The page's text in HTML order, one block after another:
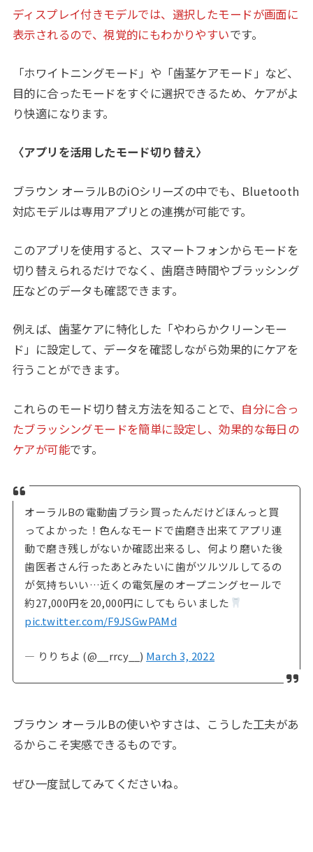
ディスプレイ付きモデルでは、選択したモードが画面に
表示されるので、視覚的にもわかりやすいです。
「ホワイトニングモード」や「歯茎ケアモード」など、
目的に合ったモードをすぐに選択できるため、ケアがよ
り快適になります。
〈アプリを活用したモード切り替え〉
ブラウン オーラルBのiOシリーズの中でも、Bluetooth
対応モデルは専用アプリとの連携が可能です。
このアプリを使用すると、スマートフォンからモードを
切り替えられるだけでなく、歯磨き時間やブラッシング
圧などのデータも確認できます。
例えば、歯茎ケアに特化した「やわらかクリーンモー
ド」に設定して、データを確認しながら効果的にケアを
行うことができます。
これらのモード切り替え方法を知ることで、 自分に合っ
たブラッシングモードを簡単に設定し、効果的な毎日の
ケアが可能です。
オーラルBの電動歯ブラシ買ったんだけどほんっと買
ってよかった！色んなモードで歯磨き出来てアプリ連
動で磨き残しがないか確認出来るし、何より磨いた後
歯医者さん行ったあとみたいに歯がツルツルしてるの
が気持ちいい…近くの電気屋のオープニングセールで
約27,000円を20,000円にしてもらいました
pic.twitter.com/F9JSGwPAMd
— りりちよ (@__rrcy__) March 3, 2022
ブラウン オーラルBの使いやすさは、こうした工夫があ
るからこそ実感できるものです。
ぜひ一度試してみてくださいね。